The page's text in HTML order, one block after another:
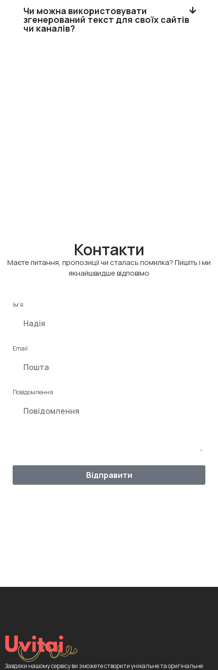
Чи можна використовувати
згенерований текст для своїх сайтів
чи каналів?
Контакти
Маєте питання, пропозиції чи сталась помилка? Пишіть і ми
якнайшвидше відповімо
Ім'я
Email
Повідомлення
Відправити
Завдяки нашому сервісу ви зможете створити унікальне та оригінальне